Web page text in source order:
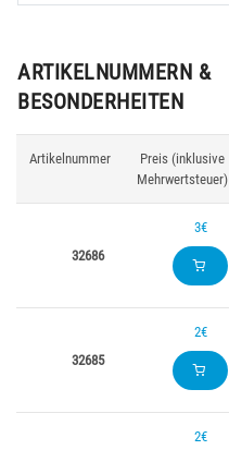
ARTIKELNUMMERN &
BESONDERHEITEN
Artikelnummer
Preis (inklusive
Mehrwertsteuer)
32686
3€
32685
2€
2€